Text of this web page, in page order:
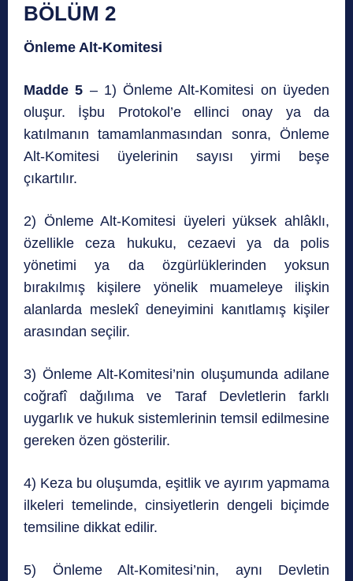
BÖLÜM 2
Önleme Alt-Komitesi
Madde 5 – 1) Önleme Alt-Komitesi on üyeden
oluşur. İşbu Protokol’e ellinci onay ya da
katılmanın tamamlanmasından sonra, Önleme
Alt-Komitesi üyelerinin sayısı yirmi beşe
çıkartılır.
2) Önleme Alt-Komitesi üyeleri yüksek ahlâklı,
özellikle ceza hukuku, cezaevi ya da polis
yönetimi ya da özgürlüklerinden yoksun
bırakılmış kişilere yönelik muameleye ilişkin
alanlarda meslekî deneyimini kanıtlamış kişiler
arasından seçilir.
3) Önleme Alt-Komitesi’nin oluşumunda adilane
coğrafî dağılıma ve Taraf Devletlerin farklı
uygarlık ve hukuk sistemlerinin temsil edilmesine
gereken özen gösterilir.
4) Keza bu oluşumda, eşitlik ve ayırım yapmama
ilkeleri temelinde, cinsiyetlerin dengeli biçimde
temsiline dikkat edilir.
5) Önleme Alt-Komitesi’nin, aynı Devletin